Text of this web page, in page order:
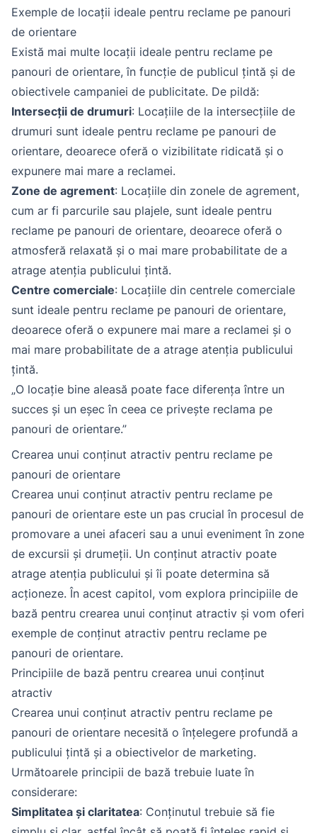
Exemple de locații ideale pentru reclame pe panouri
de orientare
Există mai multe locații ideale pentru reclame pe
panouri de orientare, în funcție de publicul țintă și de
obiectivele campaniei de publicitate. De pildă:
Intersecții de drumuri: Locațiile de la intersecțiile de
drumuri sunt ideale pentru reclame pe panouri de
orientare, deoarece oferă o vizibilitate ridicată și o
expunere mai mare a reclamei.
Zone de agrement: Locațiile din zonele de agrement,
cum ar fi parcurile sau plajele, sunt ideale pentru
reclame pe panouri de orientare, deoarece oferă o
atmosferă relaxată și o mai mare probabilitate de a
atrage atenția publicului țintă.
Centre comerciale: Locațiile din centrele comerciale
sunt ideale pentru reclame pe panouri de orientare,
deoarece oferă o expunere mai mare a reclamei și o
mai mare probabilitate de a atrage atenția publicului
țintă.
„O locație bine aleasă poate face diferența între un
succes și un eșec în ceea ce privește reclama pe
panouri de orientare.”
Crearea unui conținut atractiv pentru reclame pe
panouri de orientare
Crearea unui conținut atractiv pentru reclame pe
panouri de orientare este un pas crucial în procesul de
promovare a unei afaceri sau a unui eveniment în zone
de excursii și drumeții. Un conținut atractiv poate
atrage atenția publicului și îi poate determina să
acționeze. În acest capitol, vom explora principiile de
bază pentru crearea unui conținut atractiv și vom oferi
exemple de conținut atractiv pentru reclame pe
panouri de orientare.
Principiile de bază pentru crearea unui conținut
atractiv
Crearea unui conținut atractiv pentru reclame pe
panouri de orientare necesită o înțelegere profundă a
publicului țintă și a obiectivelor de marketing.
Următoarele principii de bază trebuie luate în
considerare:
Simplitatea și claritatea: Conținutul trebuie să fie